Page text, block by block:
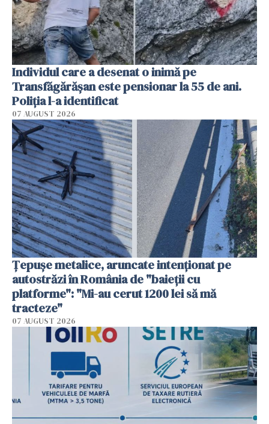
Individul care a desenat o inimă pe
Transfăgărășan este pensionar la 55 de ani.
Poliția l-a identificat
07 AUGUST 2026
Țepușe metalice, aruncate intenționat pe
autostrăzi în România de "baieții cu
platforme": "Mi-au cerut 1200 lei să mă
tracteze"
07 AUGUST 2026